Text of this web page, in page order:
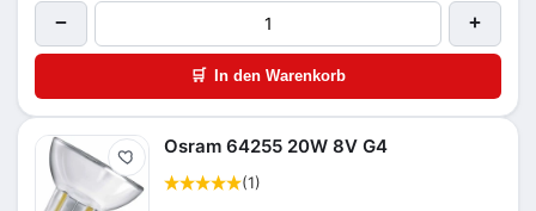
− +
🛒 In den Warenkorb
Merken
Osram 64255 20W 8V G4
(1)